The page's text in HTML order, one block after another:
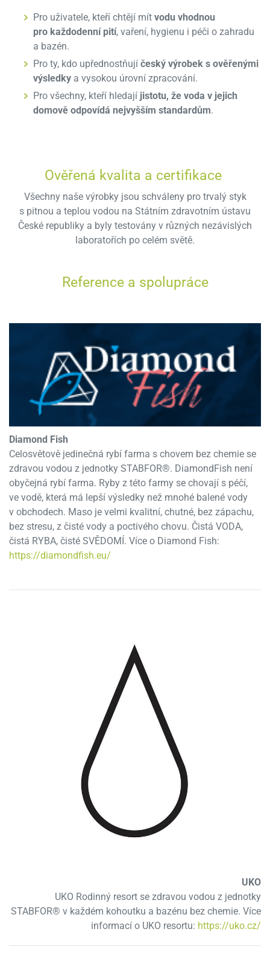
Pro uživatele, kteří chtějí mít vodu vhodnou
pro každodenní pití, vaření, hygienu i péči o zahradu
a bazén.
Pro ty, kdo upřednostňují český výrobek s ověřenými
výsledky a vysokou úrovní zpracování.
Pro všechny, kteří hledají jistotu, že voda v jejich
domově odpovídá nejvyšším standardům.
Ověřená kvalita a certifikace
Všechny naše výrobky jsou schváleny pro trvalý styk
s pitnou a teplou vodou na Státním zdravotním ústavu
České republiky a byly testovány v různých nezávislých
laboratořích po celém světě.
Reference a spolupráce
Diamond Fish
Celosvětově jedinečná rybí farma s chovem bez chemie se
zdravou vodou z jednotky STABFOR®. DiamondFish není
obyčejná rybí farma. Ryby z této farmy se chovají s péčí,
ve vodě, která má lepší výsledky než mnohé balené vody
v obchodech. Maso je velmi kvalitní, chutné, bez zápachu,
bez stresu, z čisté vody a poctivého chovu. Čistá VODA,
čistá RYBA, čisté SVĚDOMÍ. Více o Diamond Fish:
https://diamondfish.eu/
UKO
UKO Rodinný resort se zdravou vodou z jednotky
STABFOR® v každém kohoutku a bazénu bez chemie. Více
informací o UKO resortu: https://uko.cz/